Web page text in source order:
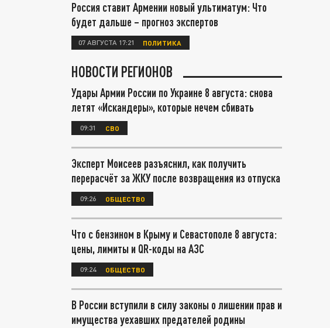
Россия ставит Армении новый ультиматум: Что
будет дальше – прогноз экспертов
07 АВГУСТА 17:21 ПОЛИТИКА
НОВОСТИ РЕГИОНОВ
Удары Армии России по Украине 8 августа: снова
летят «Искандеры», которые нечем сбивать
09:31 СВО
Эксперт Моисеев разъяснил, как получить
перерасчёт за ЖКУ после возвращения из отпуска
09:26 ОБЩЕСТВО
Что с бензином в Крыму и Севастополе 8 августа:
цены, лимиты и QR-коды на АЗС
09:24 ОБЩЕСТВО
В России вступили в силу законы о лишении прав и
имущества уехавших предателей родины